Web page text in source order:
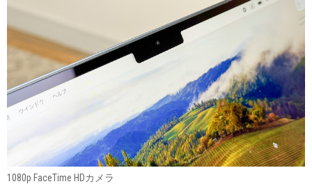
1080p FaceTime HDカメラ